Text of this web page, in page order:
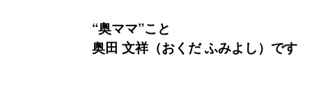
“奥ママ”こと
奥田 文祥（おくだ ふみよし）です